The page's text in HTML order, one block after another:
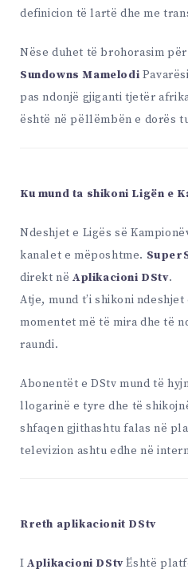
definicion të lartë dhe me
Nëse duhet të brohorasim për
Sundowns Mamelodi
pas ndonjë gjiganti tjetër
është në pëllëmbën e dorës
Ku mund ta shikoni Ligën e
Ndeshjet e Ligës së
kanalet e mëposhtme.
direkt në Aplikacioni DStv.
Atje, mund t’i shikoni
momentet më të mira dhe të
raundi.
Abonentët e DStv mund të
llogarinë e tyre dhe të
shfaqen gjithashtu falas në
televizion ashtu edhe në
Rreth aplikacionit DStv
IAplikacioni DStvËshtë